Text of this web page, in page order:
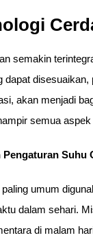
semakin
dapat
akan menjadi
semua
Pengaturan Suhu
umum
dalam sehari.
di malam